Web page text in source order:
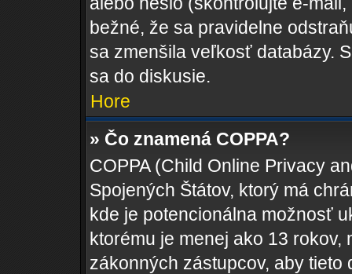
bežné, že sa pravidelne
sa zmenšila veľkosť databázy.
sa do diskusie.
Hore
» Čo znamená COPPA?
COPPA (Child Online Privacy
Spojených Štátov, ktorý má
kde je potencionálna možnosť
ktorému je menej ako 13
zákonných zástupcov, aby tieto